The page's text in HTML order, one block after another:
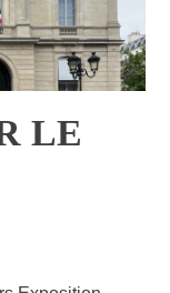
LE